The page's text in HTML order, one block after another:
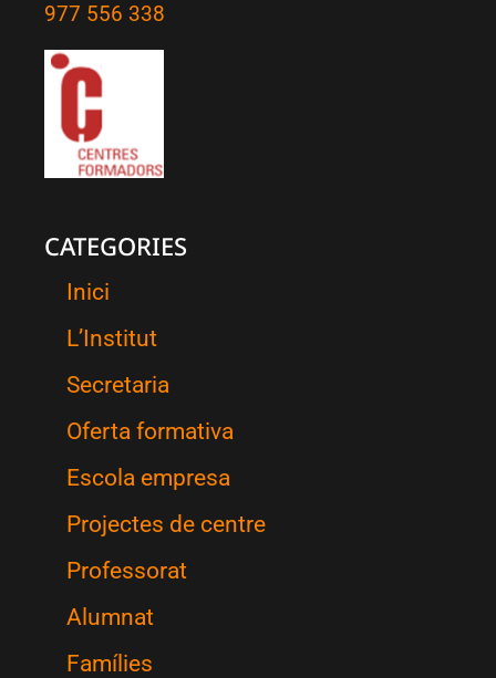
977 556 338
CATEGORIES
Inici
L’Institut
Secretaria
Oferta formativa
Escola empresa
Projectes de centre
Professorat
Alumnat
Famílies